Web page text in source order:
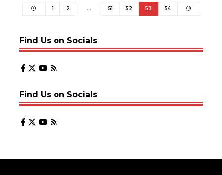
1 2 … 51 52 53 54
Find Us on Socials
Find Us on Socials